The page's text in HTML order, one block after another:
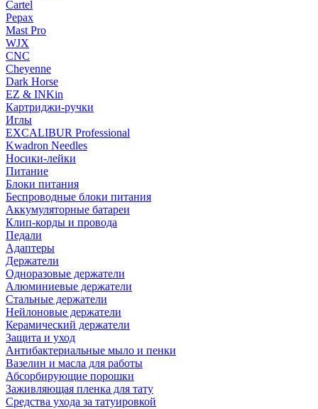
Cartel
Pepax
Mast Pro
WJX
CNC
Cheyenne
Dark Horse
EZ & INKin
Картриджи-ручки
Иглы
EXCALIBUR Professional
Kwadron Needles
Носики-лейки
Питание
Блоки питания
Беспроводные блоки питания
Аккумуляторные батареи
Клип-корды и провода
Педали
Адаптеры
Держатели
Одноразовые держатели
Алюминиевые держатели
Стальные держатели
Нейлоновые держатели
Керамический держатели
Защита и уход
Антибактериальные мыло и пенки
Вазелин и масла для работы
Абсорбирующие порошки
Заживляющая пленка для тату
Средства ухода за татуировкой